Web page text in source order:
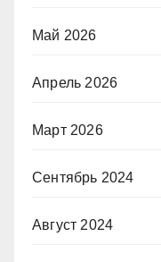
Май 2026
Апрель 2026
Март 2026
Сентябрь 2024
Август 2024